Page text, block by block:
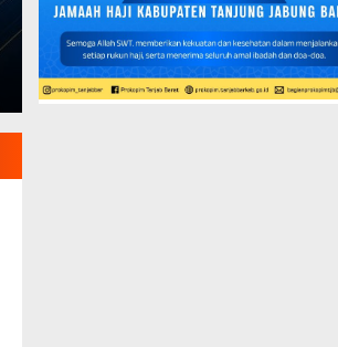
pelantikan Pengurus Pimpinan…